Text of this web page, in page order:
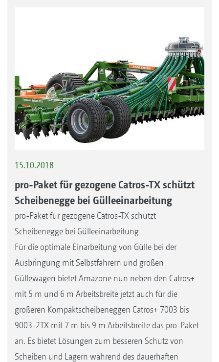
15.10.2018
pro-Paket für gezogene Catros-TX schützt
Scheibenegge bei Gülleeinarbeitung
pro-Paket für gezogene Catros-TX schützt
Scheibenegge bei Gülleeinarbeitung
Für die optimale Einarbeitung von Gülle bei der
Ausbringung mit Selbstfahrern und großen
Güllewagen bietet Amazone nun neben den Catros+
mit 5 m und 6 m Arbeitsbreite jetzt auch für die
größeren Kompaktscheibeneggen Catros+ 7003 bis
9003-2TX mit 7 m bis 9 m Arbeitsbreite das pro-Paket
an. Es bietet Lösungen zum besseren Schutz von
Scheiben und Lagern während des dauerhaften